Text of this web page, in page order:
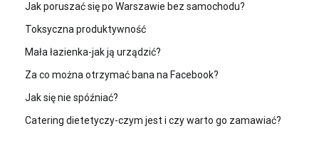
Jak poruszać się po Warszawie bez samochodu?
Toksyczna produktywność
Mała łazienka-jak ją urządzić?
Za co można otrzymać bana na Facebook?
Jak się nie spóźniać?
Catering dietetyczy-czym jest i czy warto go zamawiać?